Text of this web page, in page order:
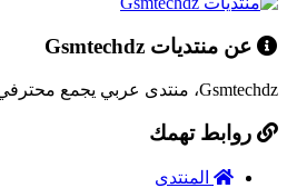
عن منتديات Gsmtechdz
Gsmtechdz، منتدى عربي يجمع محترفي صيانة الهواتف، السوفتوير، حلول المشاكل التقنية، وكل ما يخص عالم التقنية.
روابط تهمك
المنتدى